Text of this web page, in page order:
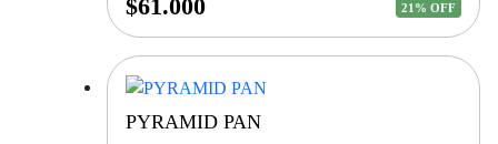
$61.000 21% OFF
PYRAMID PAN